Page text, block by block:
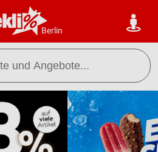
Berlin